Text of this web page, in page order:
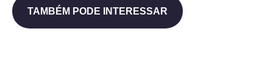
TAMBÉM PODE INTERESSAR